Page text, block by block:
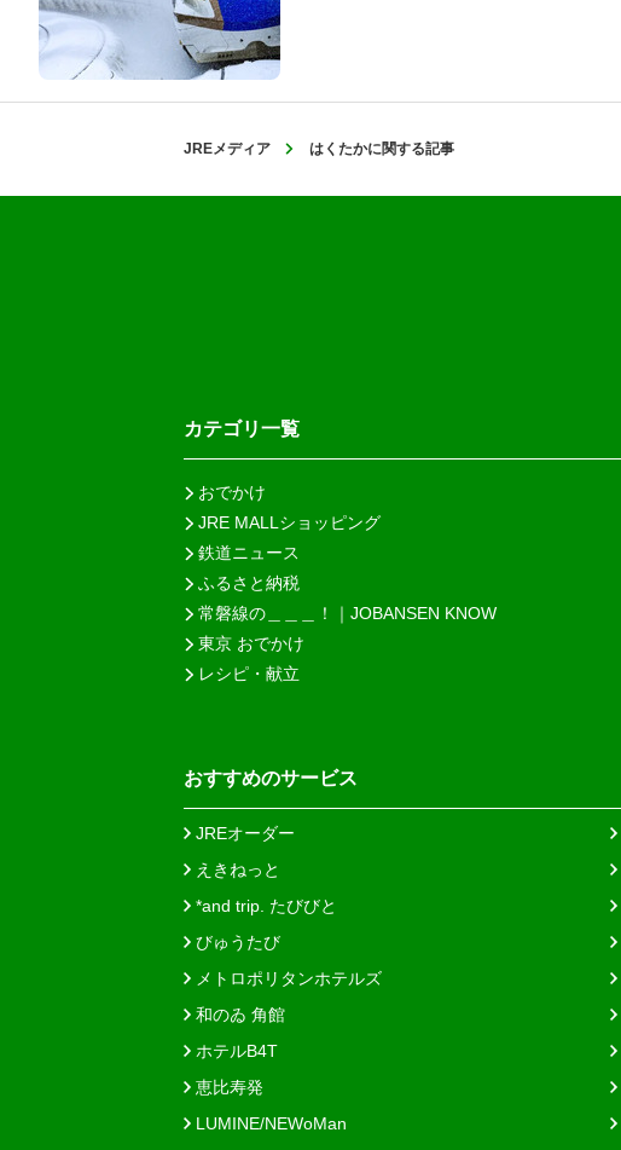
JREメディア はくたかに関する記事
カテゴリ一覧
おでかけ
JRE MALLショッピング
鉄道ニュース
ふるさと納税
常磐線の＿＿＿！｜JOBANSEN KNOW
東京 おでかけ
レシピ・献立
おすすめのサービス
JREオーダー
えきねっと
*and trip. たびびと
びゅうたび
メトロポリタンホテルズ
和のゐ 角館
ホテルB4T
恵比寿発
LUMINE/NEWoMan